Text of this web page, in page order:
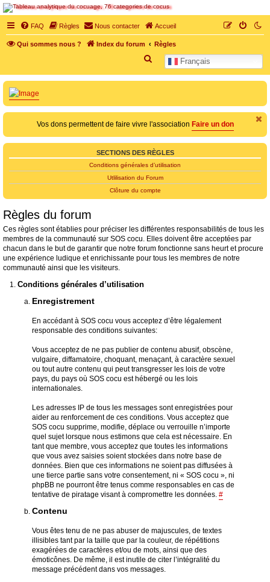
SOS cocu
SOS cocu est une association loi 1901 dont l'objet est le soutien aux victimes d'adultère.
Pouvoir parler, se confier, recevoir un soutien moral pour traverser une situation
FAQ Règles Nous contacter Accueil
Qui sommes nous ? Index du forum Règles
Français
c
h
r
Vos dons permettent de faire vivre l'association Faire un don
SECTIONS DES RÈGLES
Conditions générales d’utilisation
Utlilisation du Forum
Clôture du compte
Règles du forum
Ces règles sont établies pour préciser les différentes responsabilités de tous les
membres de la communauté sur SOS cocu. Elles doivent être acceptées par
chacun dans le but de garantir que notre forum fonctionne sans heurt et procure
une expérience ludique et enrichissante pour tous les membres de notre
communauté ainsi que les visiteurs.
Conditions générales d’utilisation
Enregistrement
En accédant à SOS cocu vous acceptez d’être légalement
responsable des conditions suivantes:
Vous acceptez de ne pas publier de contenu abusif, obscène,
vulgaire, diffamatoire, choquant, menaçant, à caractère sexuel
ou tout autre contenu qui peut transgresser les lois de votre
pays, du pays où SOS cocu est hébergé ou les lois
internationales.
Les adresses IP de tous les messages sont enregistrées pour
aider au renforcement de ces conditions. Vous acceptez que
SOS cocu supprime, modifie, déplace ou verrouille n’importe
quel sujet lorsque nous estimons que cela est nécessaire. En
tant que membre, vous acceptez que toutes les informations
que vous avez saisies soient stockées dans notre base de
données. Bien que ces informations ne soient pas diffusées à
une tierce partie sans votre consentement, ni « SOS cocu », ni
phpBB ne pourront être tenus comme responsables en cas de
tentative de piratage visant à compromettre les données. #
Contenu
Vous êtes tenu de ne pas abuser de majuscules, de textes
illisibles tant par la taille que par la couleur, de répétitions
exagérées de caractères et/ou de mots, ainsi que des
émoticônes. De même, il est inutile de citer l’intégralité du
message précédent dans vos messages.